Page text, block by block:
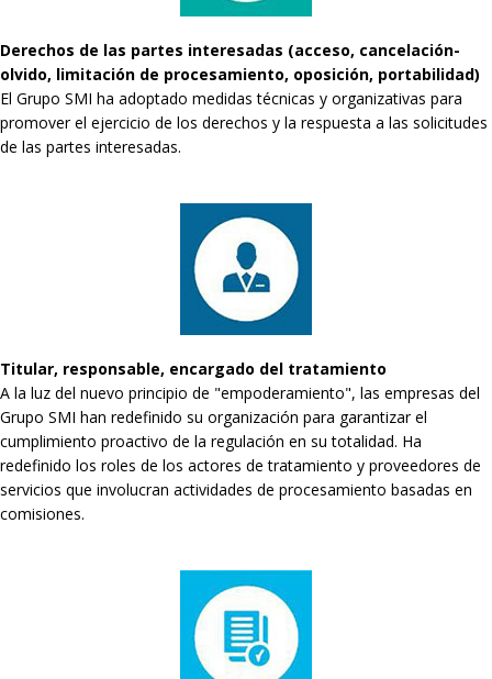
Derechos de las partes interesadas (acceso, cancelación-
olvido, limitación de procesamiento, oposición, portabilidad)
El Grupo SMI ha adoptado medidas técnicas y organizativas para
promover el ejercicio de los derechos y la respuesta a las solicitudes
de las partes interesadas.
Titular, responsable, encargado del tratamiento
A la luz del nuevo principio de "empoderamiento", las empresas del
Grupo SMI han redefinido su organización para garantizar el
cumplimiento proactivo de la regulación en su totalidad. Ha
redefinido los roles de los actores de tratamiento y proveedores de
servicios que involucran actividades de procesamiento basadas en
comisiones.